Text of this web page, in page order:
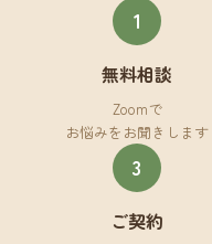
1
無料相談
Zoomで
お悩みをお聞きします
3
ご契約